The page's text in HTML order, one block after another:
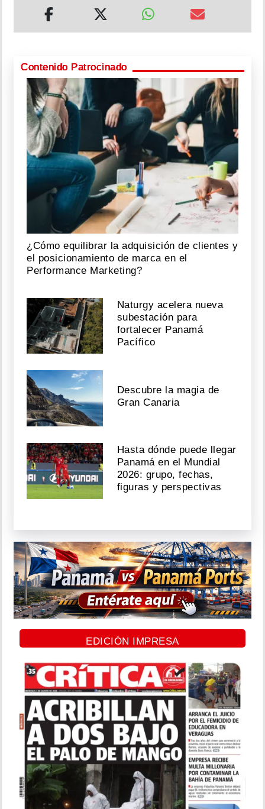
Contenido Patrocinado
¿Cómo equilibrar la adquisición de clientes y
el posicionamiento de marca en el
Performance Marketing?
Naturgy acelera nueva
subestación para
fortalecer Panamá
Pacífico
Descubre la magia de
Gran Canaria
Hasta dónde puede llegar
Panamá en el Mundial
2026: grupo, fechas,
figuras y perspectivas
EDICIÓN IMPRESA